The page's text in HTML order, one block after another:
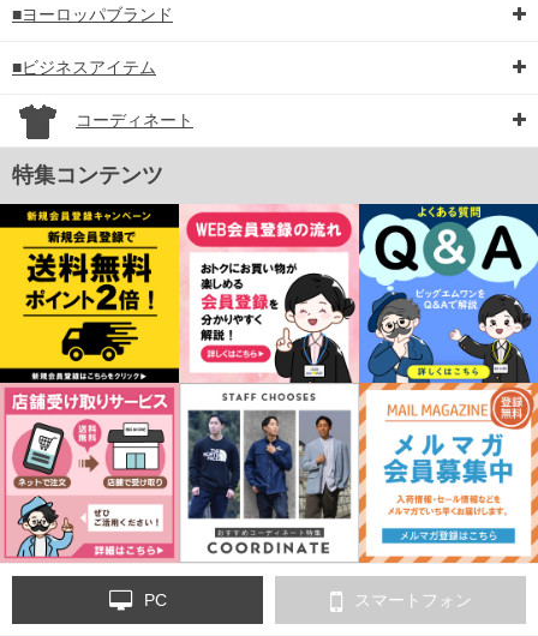
■ヨーロッパブランド
■ビジネスアイテム
コーディネート
特集コンテンツ
PC スマートフォン